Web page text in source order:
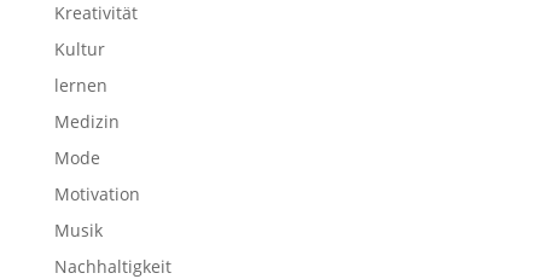
Kreativität
Kultur
lernen
Medizin
Mode
Motivation
Musik
Nachhaltigkeit